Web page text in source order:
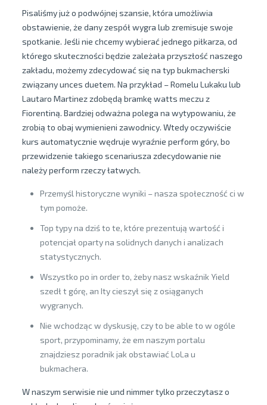
Pisaliśmy już o podwójnej szansie, która umożliwia
obstawienie, że dany zespół wygra lub zremisuje swoje
spotkanie. Jeśli nie chcemy wybierać jednego piłkarza, od
którego skuteczności będzie zależała przyszłość naszego
zakładu, możemy zdecydować się na typ bukmacherski
związany unces duetem. Na przykład – Romelu Lukaku lub
Lautaro Martinez zdobędą bramkę watts meczu z
Fiorentiną. Bardziej odważna polega na wytypowaniu, że
zrobią to obaj wymienieni zawodnicy. Wtedy oczywiście
kurs automatycznie wędruje wyraźnie perform góry, bo
przewidzenie takiego scenariusza zdecydowanie nie
należy perform rzeczy łatwych.
Przemyśl historyczne wyniki – nasza społeczność ci w
tym pomoże.
Top typy na dziś to te, które prezentują wartość i
potencjał oparty na solidnych danych i analizach
statystycznych.
Wszystko po in order to, żeby nasz wskaźnik Yield
szedł t górę, an Ity cieszył się z osiąganych
wygranych.
Nie wchodząc w dyskusję, czy to be able to w ogóle
sport, przypominamy, że em naszym portalu
znajdziesz poradnik jak obstawiać LoLa u
bukmachera.
W naszym serwisie nie und nimmer tylko przeczytasz o